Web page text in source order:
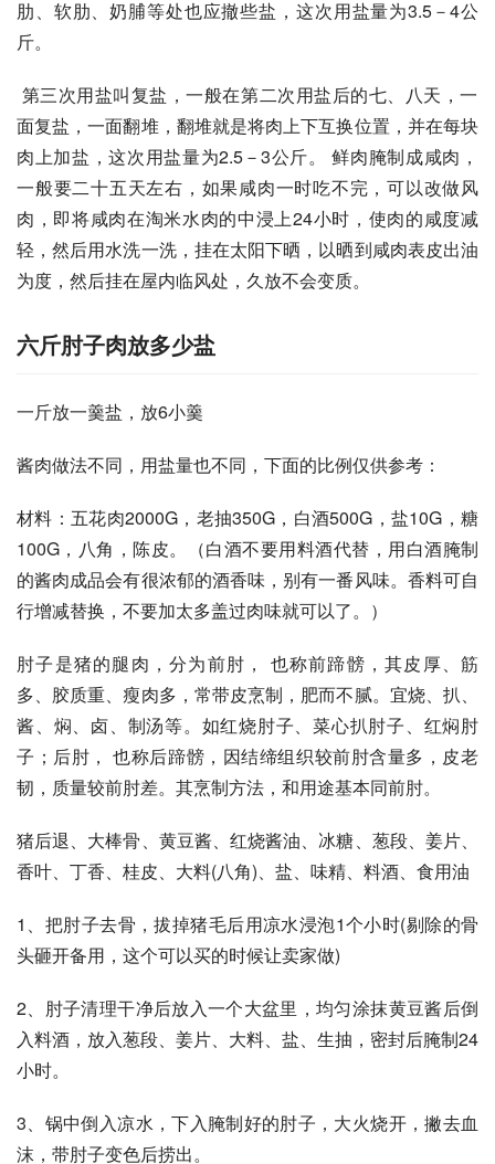
肋、软肋、奶脯等处也应撤些盐，这次用盐量为3.5－4公
斤。
面复盐，一面翻堆，翻堆就是将肉上下互换位置，并在每块
肉上加盐，这次用盐量为2.5－3公斤。 鲜肉腌制成咸肉，
一般要二十五天左右，如果咸肉一时吃不完，可以改做风
肉，即将咸肉在淘米水肉的中浸上24小时，使肉的咸度减
轻，然后用水洗一洗，挂在太阳下晒，以晒到咸肉表皮出油
为度，然后挂在屋内临风处，久放不会变质。
六斤肘子肉放多少盐
一斤放一羹盐，放6小羹
酱肉做法不同，用盐量也不同，下面的比例仅供参考：
材料：五花肉2000G，老抽350G，白酒500G，盐10G，糖
100G，八角，陈皮。（白酒不要用料酒代替，用白酒腌制
的酱肉成品会有很浓郁的酒香味，别有一番风味。香料可自
行增减替换，不要加太多盖过肉味就可以了。）
肘子是猪的腿肉，分为前肘， 也称前蹄髈，其皮厚、筋
多、胶质重、瘦肉多，常带皮烹制，肥而不腻。宜烧、扒、
酱、焖、卤、制汤等。如红烧肘子、菜心扒肘子、红焖肘
子；后肘， 也称后蹄髈，因结缔组织较前肘含量多，皮老
韧，质量较前肘差。其烹制方法，和用途基本同前肘。
猪后退、大棒骨、黄豆酱、红烧酱油、冰糖、葱段、姜片、
香叶、丁香、桂皮、大料(八角)、盐、味精、料酒、食用油
1、把肘子去骨，拔掉猪毛后用凉水浸泡1个小时(剔除的骨
头砸开备用，这个可以买的时候让卖家做)
2、肘子清理干净后放入一个大盆里，均匀涂抹黄豆酱后倒
入料酒，放入葱段、姜片、大料、盐、生抽，密封后腌制24
小时。
3、锅中倒入凉水，下入腌制好的肘子，大火烧开，撇去血
沫，带肘子变色后捞出。